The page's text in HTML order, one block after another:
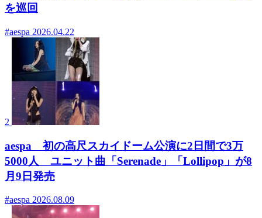
を巡回
#aespa 2026.04.22
2
aespa 初の高尺スカイドーム公演に2日間で3万
5000人 ユニット曲「Serenade」「Lollipop」が8
月9日発売
#aespa 2026.08.09